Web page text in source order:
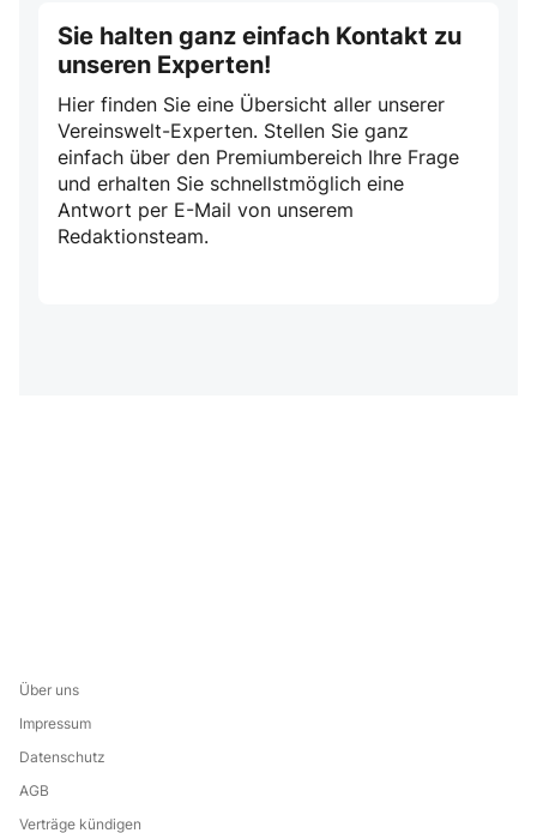
Sie halten ganz einfach Kontakt zu
unseren Experten!
Hier finden Sie eine Übersicht aller unserer
Vereinswelt-Experten. Stellen Sie ganz
einfach über den Premiumbereich Ihre Frage
und erhalten Sie schnellstmöglich eine
Antwort per E-Mail von unserem
Redaktionsteam.
Über uns
Impressum
Datenschutz
AGB
Verträge kündigen